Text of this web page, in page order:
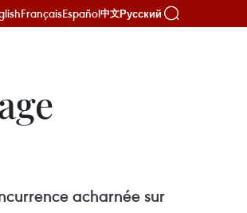
FrançaisEspañol中文Русский
acharnée sur